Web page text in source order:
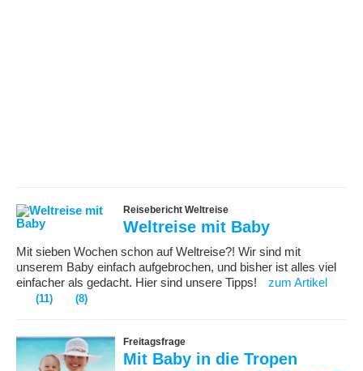
Reisebericht Weltreise
Weltreise mit Baby
Mit sieben Wochen schon auf Weltreise?! Wir sind mit
unserem Baby einfach aufgebrochen, und bisher ist alles viel
einfacher als gedacht. Hier sind unsere Tipps!
zum Artikel
(11) (8)
Freitagsfrage
Mit Baby in die Tropen